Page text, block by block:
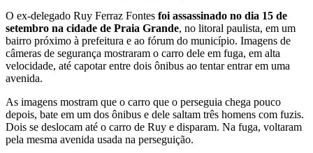
O ex-delegado Ruy Ferraz Fontes foi assassinado no dia 15 de
setembro na cidade de Praia Grande, no litoral paulista, em um
bairro próximo à prefeitura e ao fórum do município. Imagens de
câmeras de segurança mostraram o carro dele em fuga, em alta
velocidade, até capotar entre dois ônibus ao tentar entrar em uma
avenida.
As imagens mostram que o carro que o perseguia chega pouco
depois, bate em um dos ônibus e dele saltam três homens com fuzis.
Dois se deslocam até o carro de Ruy e disparam. Na fuga, voltaram
pela mesma avenida usada na perseguição.